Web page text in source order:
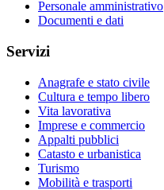
Personale amministrativo
Documenti e dati
Servizi
Anagrafe e stato civile
Cultura e tempo libero
Vita lavorativa
Imprese e commercio
Appalti pubblici
Catasto e urbanistica
Turismo
Mobilità e trasporti